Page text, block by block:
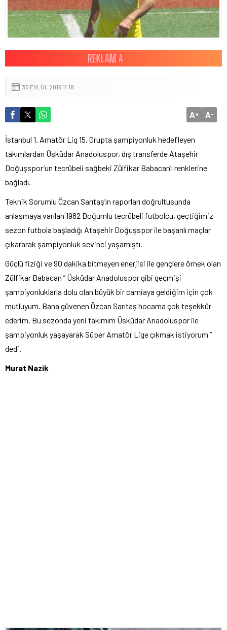
30 EYLÜL 2016 11:18
A+ A-
İstanbul 1. Amatör Lig 15. Grupta şampiyonluk hedefleyen
takımlardan Üsküdar Anadoluspor, dış transferde Ataşehir
Doğuşspor’un tecrübeli sağbeki Zülfikar Babacan’ı renklerine
bağladı.
Teknik Sorumlu Özcan Sarıtaş’ın raporları doğrultusunda
anlaşmaya varılan 1982 Doğumlu tecrübeli futbolcu, geçtiğimiz
sezon futbola başladığı Ataşehir Doğuşspor ile başarılı maçlar
çıkararak şampiyonluk sevinci yaşamıştı.
Güçlü fiziği ve 90 dakika bitmeyen enerjisi ile gençlere örnek olan
Zülfikar Babacan ” Üsküdar Anadoluspor gibi geçmişi
şampiyonluklarla dolu olan büyük bir camiaya geldiğim için çok
mutluyum. Bana güvenen Özcan Sarıtaş hocama çok teşekkür
ederim. Bu sezonda yeni takımım Üsküdar Anadoluspor ile
şampiyonluk yaşayarak Süper Amatör Lige çıkmak istiyorum ”
dedi.
Murat Nazik